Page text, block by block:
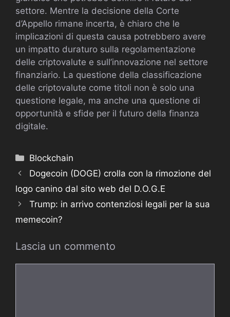
settore. Mentre la decisione della Corte
d’Appello rimane incerta, è chiaro che le
implicazioni di questa causa potrebbero avere
un impatto duraturo sulla regolamentazione
delle criptovalute e sull’innovazione nel settore
finanziario. La questione della classificazione
delle criptovalute come titoli non è solo una
questione legale, ma anche una questione di
opportunità e sfide per il futuro della finanza
digitale.
Categorie
Blockchain
Dogecoin (DOGE) crolla con la rimozione del
logo canino dal sito web del D.O.G.E
Trump: in arrivo contenziosi legali per la sua
memecoin?
Lascia un commento